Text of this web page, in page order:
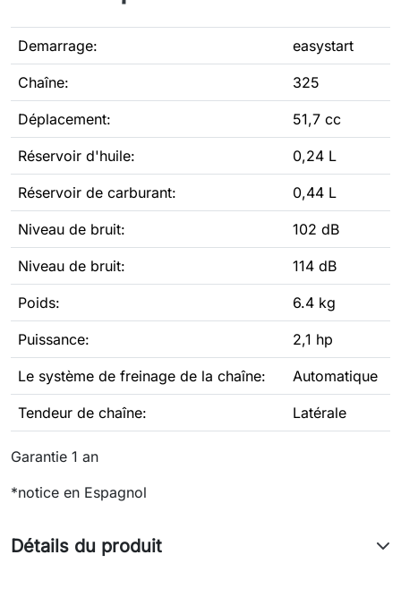
Demarrage: easystart
Chaîne: 325
Déplacement: 51,7 cc
Réservoir d'huile: 0,24 L
Réservoir de carburant: 0,44 L
Niveau de bruit: 102 dB
Niveau de bruit: 114 dB
Poids: 6.4 kg
Puissance: 2,1 hp
Le système de freinage de la chaîne: Automatique
Tendeur de chaîne: Latérale
Garantie 1 an
*notice en Espagnol
Détails du produit